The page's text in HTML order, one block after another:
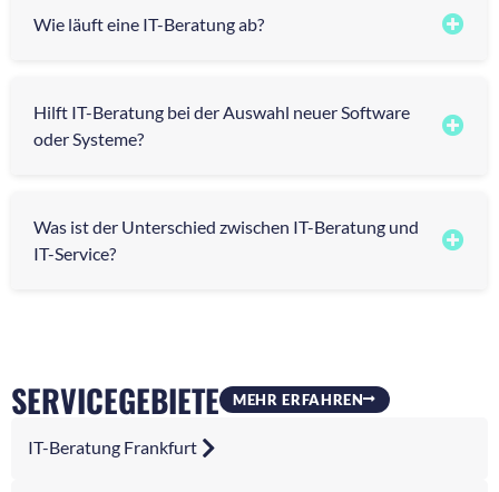
Wie läuft eine IT-Beratung ab?
Hilft IT-Beratung bei der Auswahl neuer Software
oder Systeme?
Was ist der Unterschied zwischen IT-Beratung und
IT-Service?
SERVICEGEBIETE MEHR ERFAHREN
IT-Beratung Frankfurt